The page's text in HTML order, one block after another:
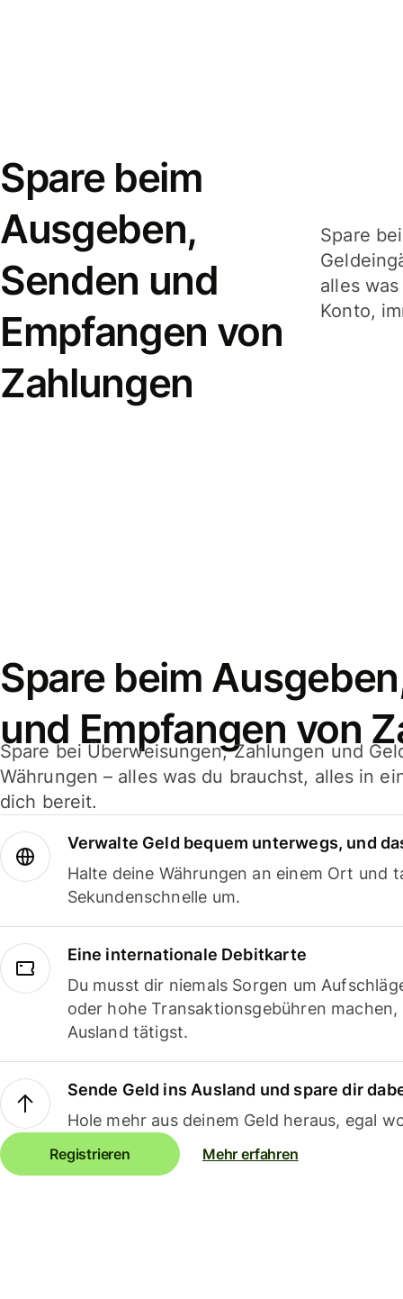
Spare beim
Ausgeben,
Senden und
Empfangen von
Zahlungen
Spare
alles
Konto,
Spare beim
und Empfangen von
Spare bei Überweisungen, Zahlungen und
Währungen – alles was du brauchst, alles in
dich bereit.
Verwalte Geld bequem unterwegs, und
Halte deine Währungen an einem Ort und
Sekundenschnelle um.
Eine internationale Debitkarte
Du musst dir niemals Sorgen um
oder hohe Transaktionsgebühren
Ausland tätigst.
Sende Geld ins Ausland und spare dir
Hole mehr aus deinem Geld heraus, egal
Registrieren Mehr erfahren